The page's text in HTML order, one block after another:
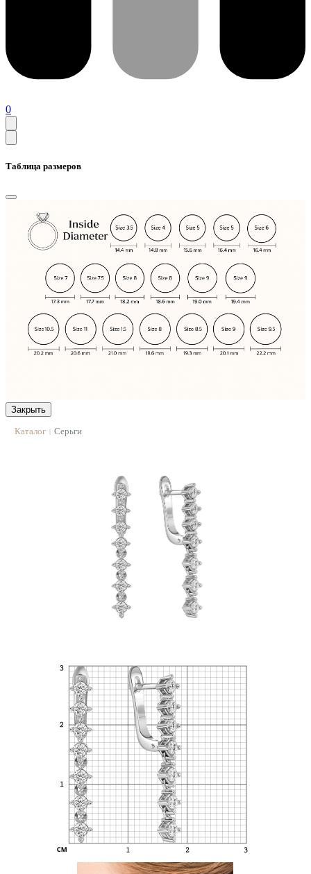
0
Таблица размеров
Закрыть
Каталог | Серьги